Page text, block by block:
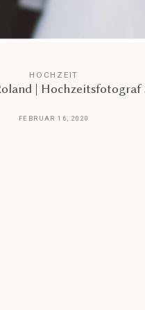
HOCHZEIT
| Hochzeitsfotograf
FEBRUAR 16, 2020